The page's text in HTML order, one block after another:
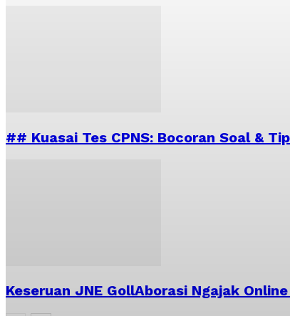
## Kuasai Tes CPNS: Bocoran Soal &
Keseruan JNE GollAborasi Ngajak